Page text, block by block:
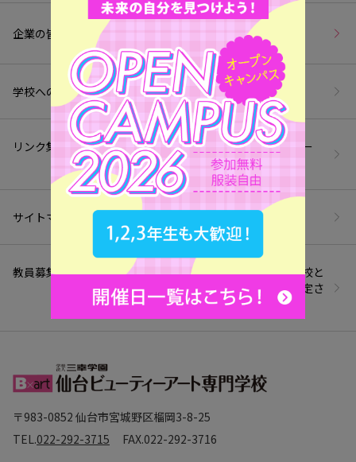
企業の皆様へ
学校へのアクセス お問い合わせ
リンク集
プライバシー・ポリシー
（個人情報保護方針）
サイトマップ
教員募集
高等教育無償化の対象校と
して文部科学省より認定さ
れました
〒983-0852 仙台市宮城野区榴岡3-8-25
TEL.022-292-3715 FAX.022-292-3716